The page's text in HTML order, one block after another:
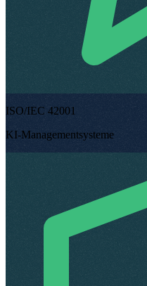
ISO/IEC 42001
KI-Managementsysteme